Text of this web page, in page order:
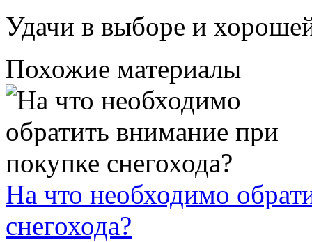
Удачи в выборе и
Похожие материалы
На что необходимо
снегохода?